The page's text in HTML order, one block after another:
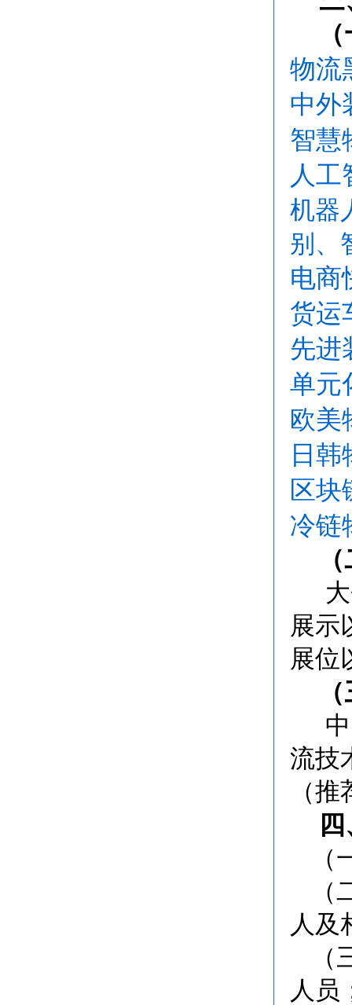
物流
中外
智慧
人
机器
别、
电商
货运
先进
单元
欧美
日
区块
冷链
展示
展位
流技
（
人及
人员